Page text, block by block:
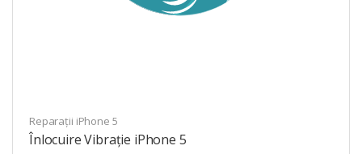
Reparații iPhone 5
Înlocuire Vibrație iPhone 5